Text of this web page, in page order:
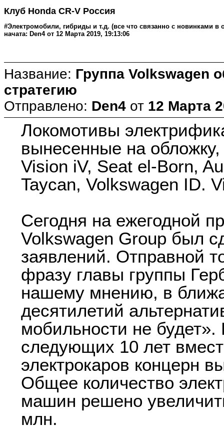
Клуб Honda CR-V Россия
#Электромобили, гибриды и т.д. (все что связанно с новинками
начата: Den4 от 12 Марта 2019, 19:13:06
Название: Группа Volkswagen
стратегию
Отправлено: Den4 от 12 Марта
Локомотивы
вынесенные на
Vision iV, Seat el-Born,
Taycan, Volkswagen ID.
Сегодня на ежегодной
Volkswagen Group был
заявлений. Отправной
фразу главы группы
нашему мнению, в
десятилетий
мобильности не будет».
следующих 10 лет
электрокаров концерн
Общее количество
машин решено
млн.